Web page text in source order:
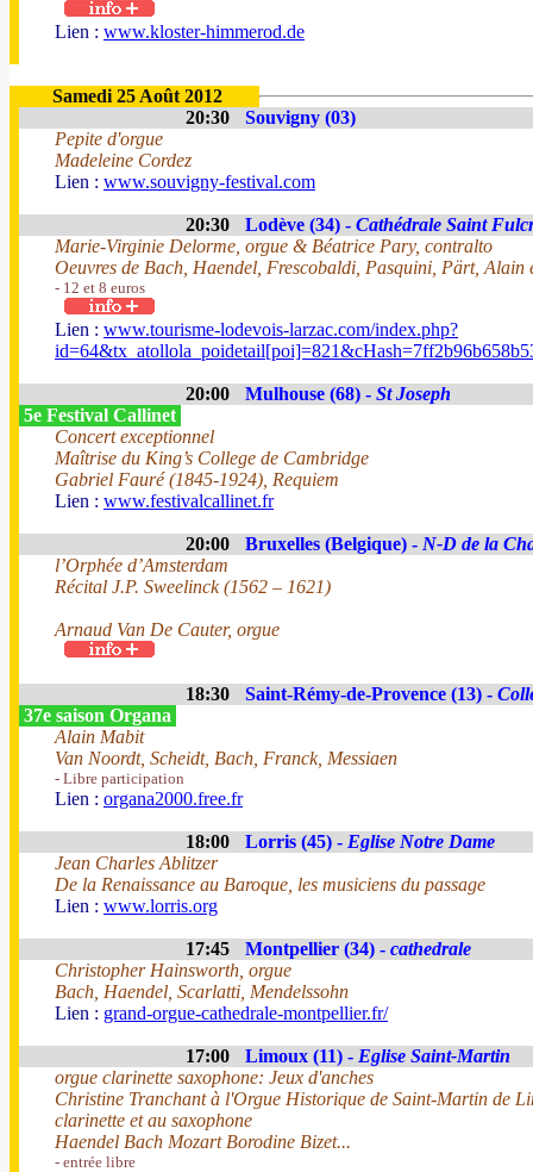
Lien : www.kloster-himmerod.de
Samedi 25 Août 2012
20:30
Souvigny (03)
Pepite d'orgue
Madeleine Cordez
Lien : www.souvigny-festival.com
20:30 Lodève (34) - Cathédrale Saint
Marie-Virginie Delorme, orgue & Béatrice Pary, contralto
Oeuvres de Bach, Haendel, Frescobaldi, Pasquini, Pärt, Alain
- 12 et 8 euros
Lien : www.tourisme-lodevois-larzac.com/index.php?
20:00 Mulhouse (68) - St Joseph
5e Festival Callinet
Concert exceptionnel
Maîtrise du King’s College de Cambridge
Gabriel Fauré (1845-1924), Requiem
Lien : www.festivalcallinet.fr
20:00 Bruxelles (Belgique) - N-D de la
l’Orphée d’Amsterdam
Récital J.P. Sweelinck (1562 – 1621)
Arnaud Van De Cauter, orgue
18:30 Saint-Rémy-de-Provence (13) -
37e saison Organa
Alain Mabit
Van Noordt, Scheidt, Bach, Franck, Messiaen
- Libre participation
Lien : organa2000.free.fr
18:00 Lorris (45) - Eglise Notre Dame
Jean Charles Ablitzer
De la Renaissance au Baroque, les musiciens du passage
Lien : www.lorris.org
17:45 Montpellier (34) - cathedrale
Christopher Hainsworth, orgue
Bach, Haendel, Scarlatti, Mendelssohn
Lien : grand-orgue-cathedrale-montpellier.fr/
17:00 Limoux (11) - Eglise Saint-Martin
orgue clarinette saxophone: Jeux d'anches
Christine Tranchant à l'Orgue Historique de Saint-Martin de
clarinette et au saxophone
Haendel Bach Mozart Borodine Bizet...
- entrée libre